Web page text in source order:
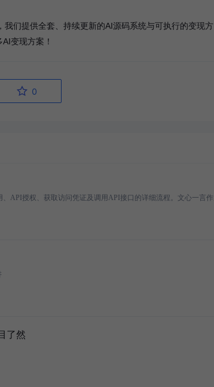
们提供全套、持续更新的AI源码系统与可执行的变现方
变现方案！
了然